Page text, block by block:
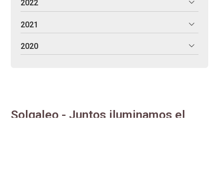
2022
2021
2020
Solgaleo - Juntos iluminamos el